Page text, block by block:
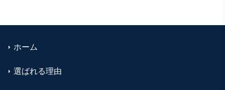
ホーム
選ばれる理由